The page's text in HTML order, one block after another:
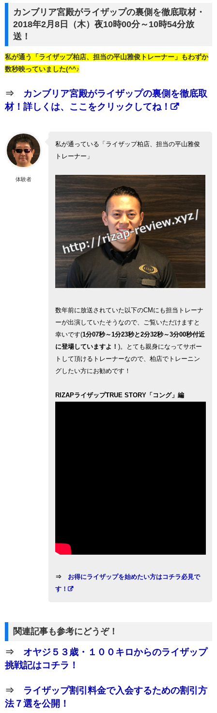
カンブリア宮殿がライザップの裏側を徹底取材・
2018年2月8日（木）夜10時00分～10時54分放
送！
私が通う「ライザップ柏店、担当の平山雅俊トレーナー」もわずか
数秒映っていました(^^♪
⇒ カンブリア宮殿がライザップの裏側を徹底取
材！詳しくは、ここをクリックしてね！
体験者
私が通っている「ライザップ柏店、担当の平山雅俊
トレーナー」
数年前に放送されていた以下のCMにも担当トレーナ
ーが出演していたそうなので、ご覧いただけますと
幸いです(1分07秒～1分23秒と2分32秒～3分00秒付近
に登場していますよ！ )。とても親身になってサポー
トして頂けるトレーナーなので、柏店でトレーニン
グしたい方にお勧めです！
RIZAPライザップTRUE STORY「コング」編
⇒
お得にライザップを始めたい方はコチラ必見で
す！
関連記事も参考にどうぞ！
⇒ オヤジ５３歳・１００キロからのライザップ
挑戦記はコチラ！
⇒ ライザップ割引料金で入会するための割引方
法７選を公開！